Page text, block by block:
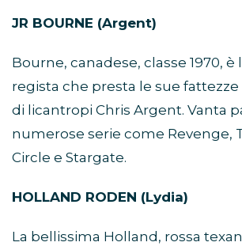
JR BOURNE (Argent)
Bourne, canadese, classe 1970, è
regista che presta le sue fattezze
di licantropi Chris Argent. Vanta
numerose serie come Revenge,
Circle e Stargate.
HOLLAND RODEN (Lydia)
La bellissima Holland, rossa